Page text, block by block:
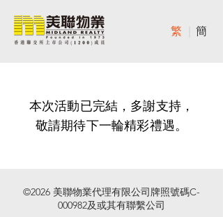
​繁 簡
本次活動已完結，多謝支持，
敬請期待下一輪精彩禮遇。
©2026 美聯物業代理有限公司牌照號碼C-
000982及或其有聯繫公司